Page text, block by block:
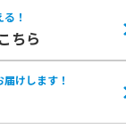
！
ちら
けします！